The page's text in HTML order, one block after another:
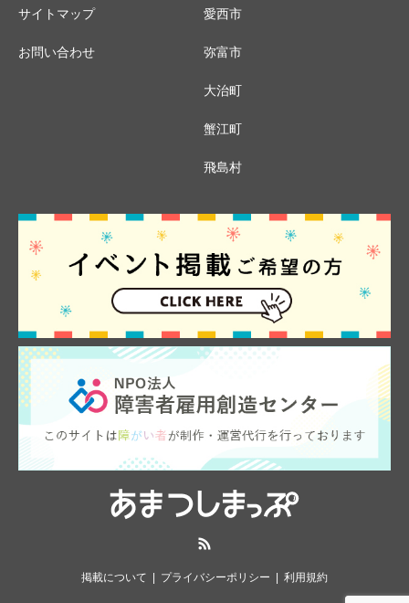
サイトマップ
お問い合わせ
愛西市
弥富市
大治町
蟹江町
飛島村
掲載について プライバシーポリシー 利用規約